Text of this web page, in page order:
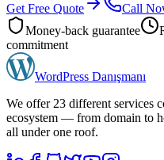
Get Free Quote
Call
Money-back guarantee
commitment
WordPress Danışmanı
We offer 23 different services
ecosystem — from domain to
all under one roof.